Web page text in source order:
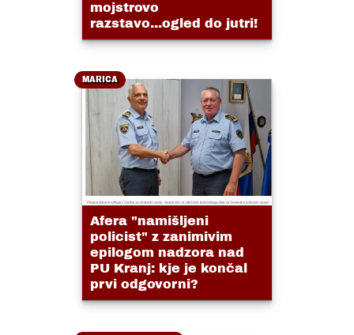
mojstrovo
razstavo...ogled do jutri!
MARICA
Afera "namišljeni
policist" z zanimivim
epilogom nadzora nad
PU Kranj: kje je končal
prvi odgovorni?